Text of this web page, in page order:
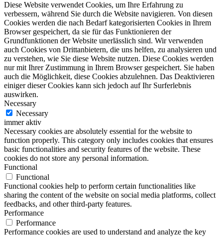
Diese Website verwendet Cookies, um Ihre Erfahrung zu
verbessern, während Sie durch die Website navigieren. Von diesen
Cookies werden die nach Bedarf kategorisierten Cookies in Ihrem
Browser gespeichert, da sie für das Funktionieren der
Grundfunktionen der Website unerlässlich sind. Wir verwenden
auch Cookies von Drittanbietern, die uns helfen, zu analysieren und
zu verstehen, wie Sie diese Website nutzen. Diese Cookies werden
nur mit Ihrer Zustimmung in Ihrem Browser gespeichert. Sie haben
auch die Möglichkeit, diese Cookies abzulehnen. Das Deaktivieren
einiger dieser Cookies kann sich jedoch auf Ihr Surferlebnis
auswirken.
Necessary
Necessary
immer aktiv
Necessary cookies are absolutely essential for the website to
function properly. This category only includes cookies that ensures
basic functionalities and security features of the website. These
cookies do not store any personal information.
Functional
Functional
Functional cookies help to perform certain functionalities like
sharing the content of the website on social media platforms, collect
feedbacks, and other third-party features.
Performance
Performance
Performance cookies are used to understand and analyze the key